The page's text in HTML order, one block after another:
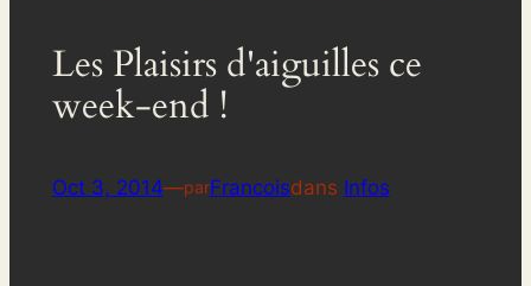
Les Plaisirs d'aiguilles ce
week-end !
Oct 3, 2014—parFrancoisdans Infos